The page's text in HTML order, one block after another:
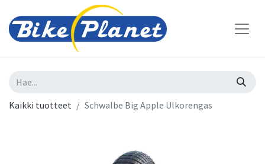
Kaikki tuotteet Schwalbe Big Apple Ulkorengas